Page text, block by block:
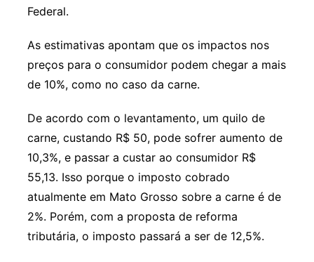
Federal.
As estimativas apontam que os impactos nos
preços para o consumidor podem chegar a mais
de 10%, como no caso da carne.
De acordo com o levantamento, um quilo de
carne, custando R$ 50, pode sofrer aumento de
10,3%, e passar a custar ao consumidor R$
55,13. Isso porque o imposto cobrado
atualmente em Mato Grosso sobre a carne é de
2%. Porém, com a proposta de reforma
tributária, o imposto passará a ser de 12,5%.